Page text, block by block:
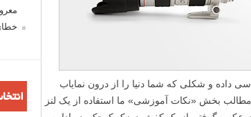
داده و شکلی که شما دنیا را از درون نمایاب
مطالب بخش «نکات آموزشی» ما استفاده از یک لنز